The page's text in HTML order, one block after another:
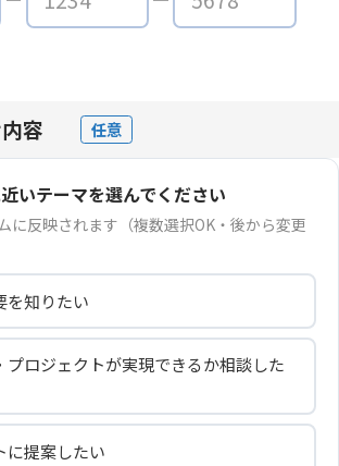
容 任意
いテーマを選んでください
に反映されます（複数選択OK・後から変更
を知りたい
プロジェクトが実現できるか相談した
に提案したい